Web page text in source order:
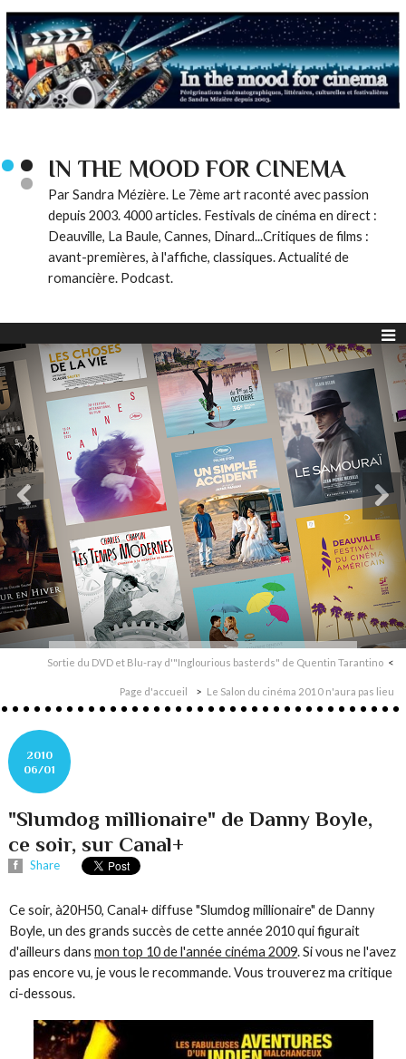
IN THE MOOD FOR CINEMA
Par Sandra Mézière. Le 7ème art raconté avec passion
depuis 2003. 4000 articles. Festivals de cinéma en direct :
Deauville, La Baule, Cannes, Dinard...Critiques de films :
avant-premières, à l'affiche, classiques. Actualité de
romancière. Podcast.
Sortie du DVD et Blu-ray d'"Inglourious basterds" de Quentin Tarantino
Page d'accueil Le Salon du cinéma 2010 n'aura pas lieu
2010
06/01
"Slumdog millionaire" de Danny Boyle,
ce soir, sur Canal+
Share
Ce soir, à20H50, Canal+ diffuse "Slumdog millionaire" de Danny
Boyle, un des grands succès de cette année 2010 qui figurait
d'ailleurs dansmon top 10 de l'année cinéma 2009. Si vous ne l'avez
pas encore vu, je vous le recommande. Vous trouverez ma critique
ci-dessous.